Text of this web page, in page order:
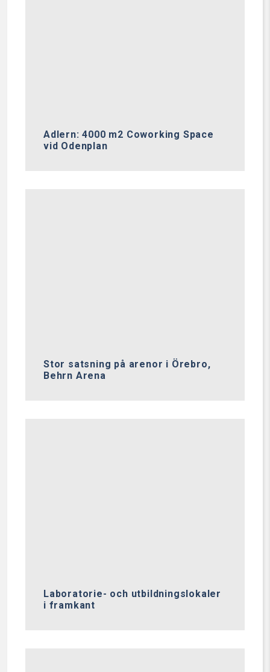
Adlern: 4000 m2 Coworking Space
vid Odenplan
Stor satsning på arenor i Örebro,
Behrn Arena
Laboratorie- och utbildningslokaler
i framkant